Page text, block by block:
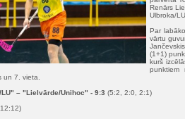
Renārs
Ulbroka/
Par
vārtu
(1+1)
kurš
punktiem
un 7. vieta.
– "Lielvārde/Unihoc" - 9:3 (5:2, 2:0, 2:1)